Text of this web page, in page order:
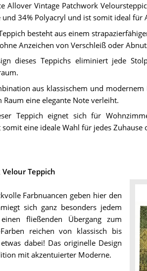
Allover Vintage Patchwork
34% Polyacryl und ist somit ideal für
besteht aus einem
Anzeichen von Verschleiß oder
dieses Teppichs eliminiert jede
aus klassischem und
eine elegante Note verleiht.
Teppich eignet sich für
eine ideale Wahl für jedes Zuhause
Teppich
Farbnuancen geben hier den
sich ganz besonders jedem
fließenden Übergang zum
reichen von klassisch bis
dabei! Das originelle Design
mit akzentuierter Moderne.